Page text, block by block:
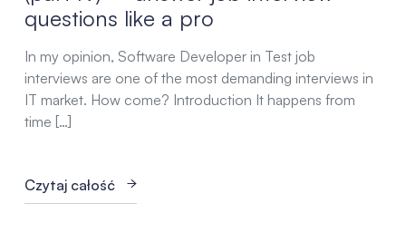
questions like a pro
In my opinion, Software Developer in Test job
interviews are one of the most demanding interviews in
IT market. How come? Introduction It happens from
time […]
Czytaj całość